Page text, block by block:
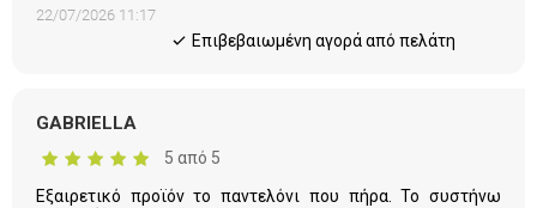
22/07/2026 11:17
Eπιβεβαιωμένη αγορά από πελάτη
GABRIELLA
5 από 5
Εξαιρετικό προϊόν το παντελόνι που πήρα. Το συστήνω